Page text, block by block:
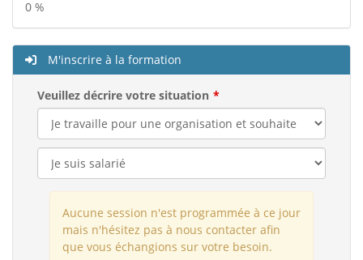
0 %
M'inscrire à la formation
Veuillez décrire votre situation
Aucune session n'est programmée à ce jour
mais n'hésitez pas à nous contacter afin
que vous échangions sur votre besoin.